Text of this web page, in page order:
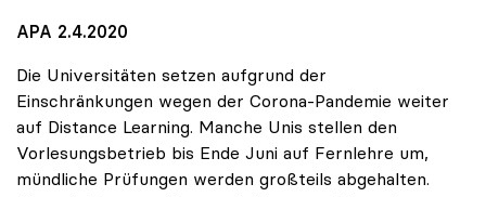
APA 2.4.2020
Die Universitäten setzen aufgrund der
Einschränkungen wegen der Corona-Pandemie weiter
auf Distance Learning. Manche Unis stellen den
Vorlesungsbetrieb bis Ende Juni auf Fernlehre um,
mündliche Prüfungen werden großteils abgehalten.